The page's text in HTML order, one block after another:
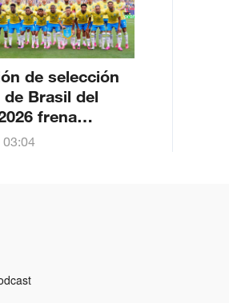
de selección
Brasil del
frena
de consumo